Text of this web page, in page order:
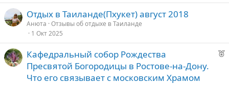
Отдых в Таиланде(Пхукет) август 2018
Анюта Отзывы об отдыхе в Таиланде
1 Окт 2025
Р
Кафедральный собор Рождества
Пресвятой Богородицы в Ростове-на-Дону.
Что его связывает с московским Храмом